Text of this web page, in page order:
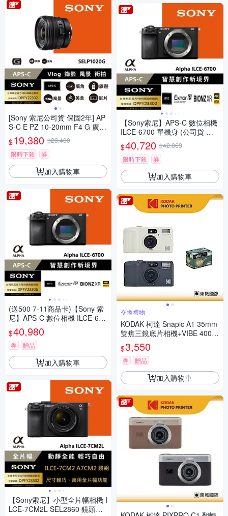
[Sony 索尼公司貨 保固2年] AP
S-C E PZ 10-20mm F4 G 廣角
電動變焦鏡 SELP1020G
$19,380 $20,400
限時下殺
券
加入購物車
(送500 7-11商品卡)【Sony 索
尼】APS-C 數位相機 ILCE-670
0 單機身 (公司貨 保固18+6個
月)
$40,980
券 贈品
加入購物車
【Sony索尼】小型全片幅相機 I
LCE-7CM2L SEL2860 鏡頭組
【Sony索尼】APS-C 數位相機
ILCE-6700 單機身 (公司貨 保
固18+6個月)
$40,720 $42,863
限時下殺
券
加入購物車
交換禮物
KODAK 柯達 Snapic A1 35mm
雙焦三鏡底片相機+VIBE 400底
片組
$3,550
券 贈品
加入購物車